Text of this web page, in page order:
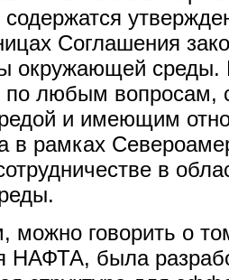
Соглашения
окружающей среды.
по любым вопросам,
и имеющим
в рамках
в
можно говорить о
НАФТА, была